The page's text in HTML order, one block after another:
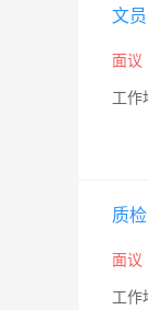
文员
面议
工作
质
面议
工作